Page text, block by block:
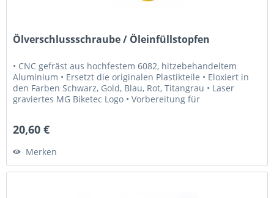
Ölverschlussschraube / Öleinfüllstopfen
• CNC gefräst aus hochfestem 6082, hitzebehandeltem
Aluminium • Ersetzt die originalen Plastikteile • Eloxiert in
den Farben Schwarz, Gold, Blau, Rot, Titangrau • Laser
graviertes MG Biketec Logo • Vorbereitung für
20,60 €
Merken